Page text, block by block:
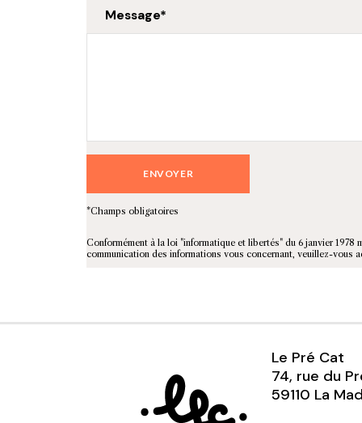
Message*
*Champs obligatoires
Conformément à la loi "informatique et libertés" du 6 janvier
communication des informations vous concernant, veuillez-vous
Le Pré Cat
74, rue du
59110 La